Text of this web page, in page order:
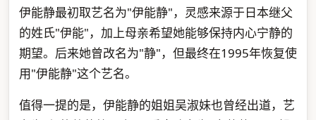
伊能静最初取艺名为"伊能静"，灵感来源于日本继父
的姓氏"伊能"，加上母亲希望她能够保持内心宁静的
期望。后来她曾改名为"静"，但最终在1995年恢复使
用"伊能静"这个艺名。
值得一提的是，伊能静的姐姐吴淑妹也曾经出道，艺